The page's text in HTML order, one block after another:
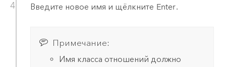
Введите новое имя и щёлкните Enter.
Примечание:
Имя класса отношений должно